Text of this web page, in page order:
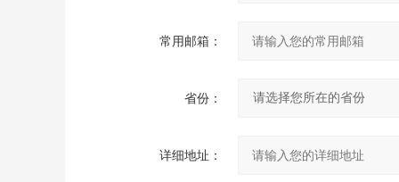
常用邮箱：
省份：
详细地址：